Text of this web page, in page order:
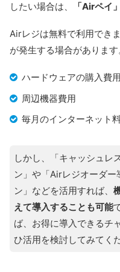
したい場合は、
「Airペイ
Airレジは無料で利用でき
が発生する場合があります
ハードウェアの購入費用
周辺機器費用
毎月のインターネット
しかし、「キャッシュレ
ン」や「Airレジオーダー
ン」などを活用すれば、
えて導入することも可能
ば、お得に導入できるチ
ひ活用を検討してみてく